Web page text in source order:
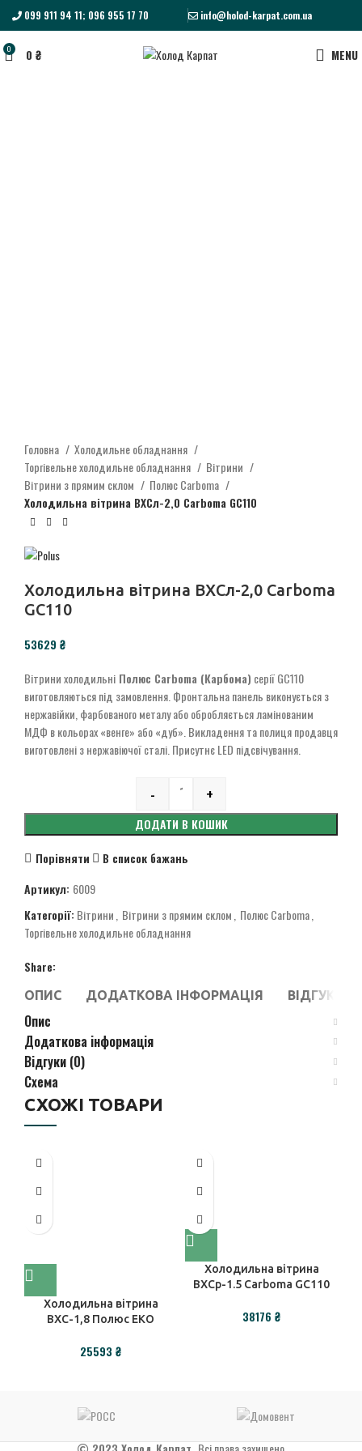
099 911 94 11; 096 955 17 70 info@holod-karpat.com.ua
0 0 ₴ MENU
Головна
Холодильне обладнання
Торгівельне холодильне обладнання
Вітрини
Вітрини з прямим склом
Полюс Carboma
Холодильна вітрина ВХСл-2,0 Carboma GC110
Холодильна вітрина ВХСл-2,0 Carboma
GC110
₴
Вітрини холодильні Полюс Carboma (Карбома) серії GC110
виготовляються під замовлення. Фронтальна панель виконується з
нержавійки, фарбованого металу або обробляється ламінованим
МДФ в кольорах «венге» або «дуб». Викладення та полиця продавця
виготовлені з нержавіючої сталі. Присутнє LED підсвічування.
Quantity
- +
ДОДАТИ В КОШИК
Порівняти
В список бажань
Артикул: 6009
Категорії: Вітрини, Вітрини з прямим склом, Полюс Carboma,
Торгівельне холодильне обладнання
Share:
ОПИС ДОДАТКОВА ІНФОРМАЦІЯ ВІДГУКИ
Опис
Додаткова інформація
Відгуки (0)
Схема
СХОЖІ ТОВАРИ
Холодильна вітрина
ВХС-1,8 Полюс ЕКО
₴
Холодильна вітрина
ВХСр-1.5 Carboma GC110
₴